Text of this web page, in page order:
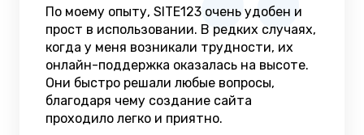
По моему опыту, SITE123 очень удобен и
прост в использовании. В редких случаях,
когда у меня возникали трудности, их
онлайн-поддержка оказалась на высоте.
Они быстро решали любые вопросы,
благодаря чему создание сайта
проходило легко и приятно.